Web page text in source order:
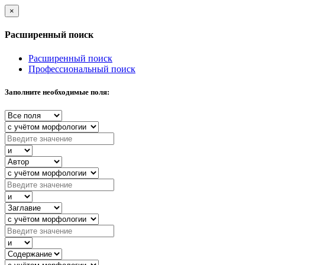
×
Расширенный поиск
Расширенный поиск
Профессиональный поиск
Заполните необходимые поля: